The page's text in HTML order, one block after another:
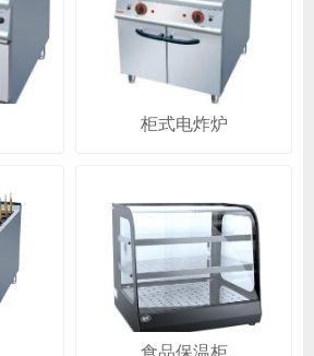
柜式电炸炉
食品保温柜